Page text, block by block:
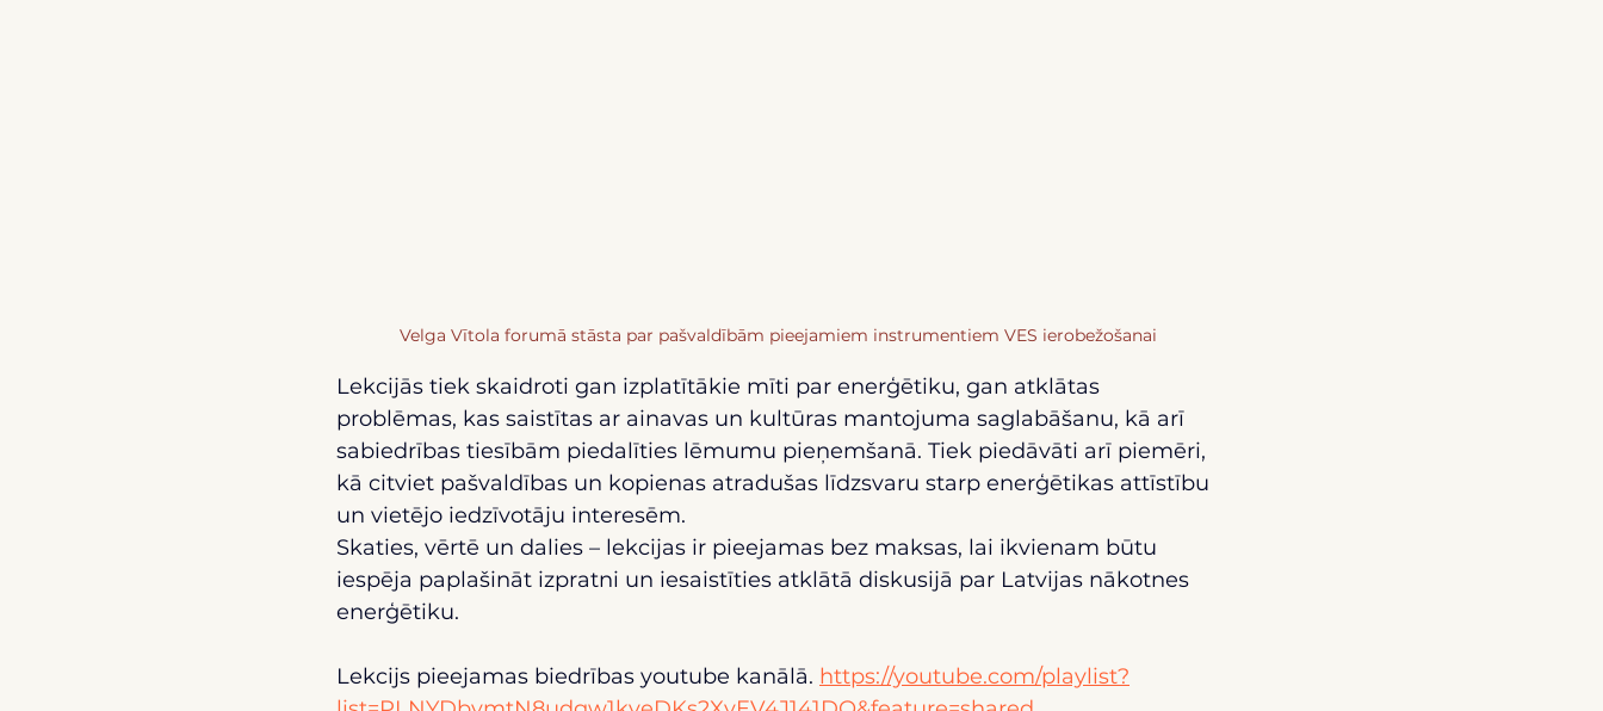
Velga Vītola forumā stāsta par pašvaldībām pieejamiem instrumentiem VES ierobežošanai
Lekcijās tiek skaidroti gan izplatītākie mīti par enerģētiku, gan atklātas
problēmas, kas saistītas ar ainavas un kultūras mantojuma saglabāšanu, kā arī
sabiedrības tiesībām piedalīties lēmumu pieņemšanā. Tiek piedāvāti arī piemēri,
kā citviet pašvaldības un kopienas atradušas līdzsvaru starp enerģētikas attīstību
un vietējo iedzīvotāju interesēm.
Skaties, vērtē un dalies – lekcijas ir pieejamas bez maksas, lai ikvienam būtu
iespēja paplašināt izpratni un iesaistīties atklātā diskusijā par Latvijas nākotnes
enerģētiku.
Lekcijs pieejamas biedrības youtube kanālā. https://youtube.com/playlist?